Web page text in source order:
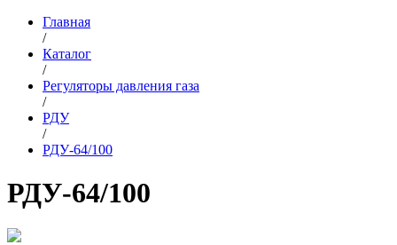
Главная
/
Каталог
/
Регуляторы давления газа
/
РДУ
/
РДУ-64/100
РДУ-64/100